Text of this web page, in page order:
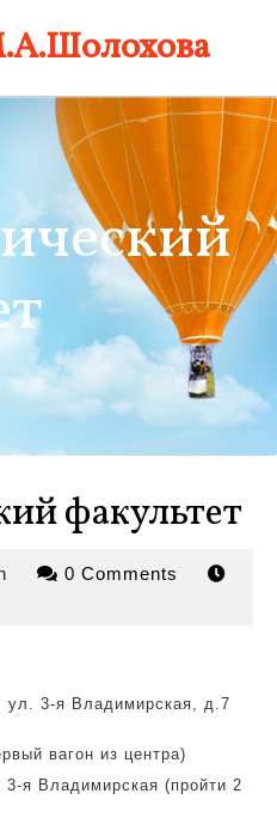
факультет
admin 0 Comments
ул. 3-я Владимирская, д.7
вагон из центра)
я Владимирская (пройти 2